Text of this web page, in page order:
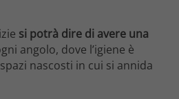
si potrà dire di avere una
angolo, dove l’igiene è
nascosti in cui si annida